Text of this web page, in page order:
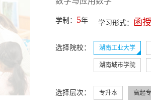
学制： 5年 学习形式： 函授
选择院校： 湖南工业大学
湖南城市学院
选择层次： 专升本 高起专